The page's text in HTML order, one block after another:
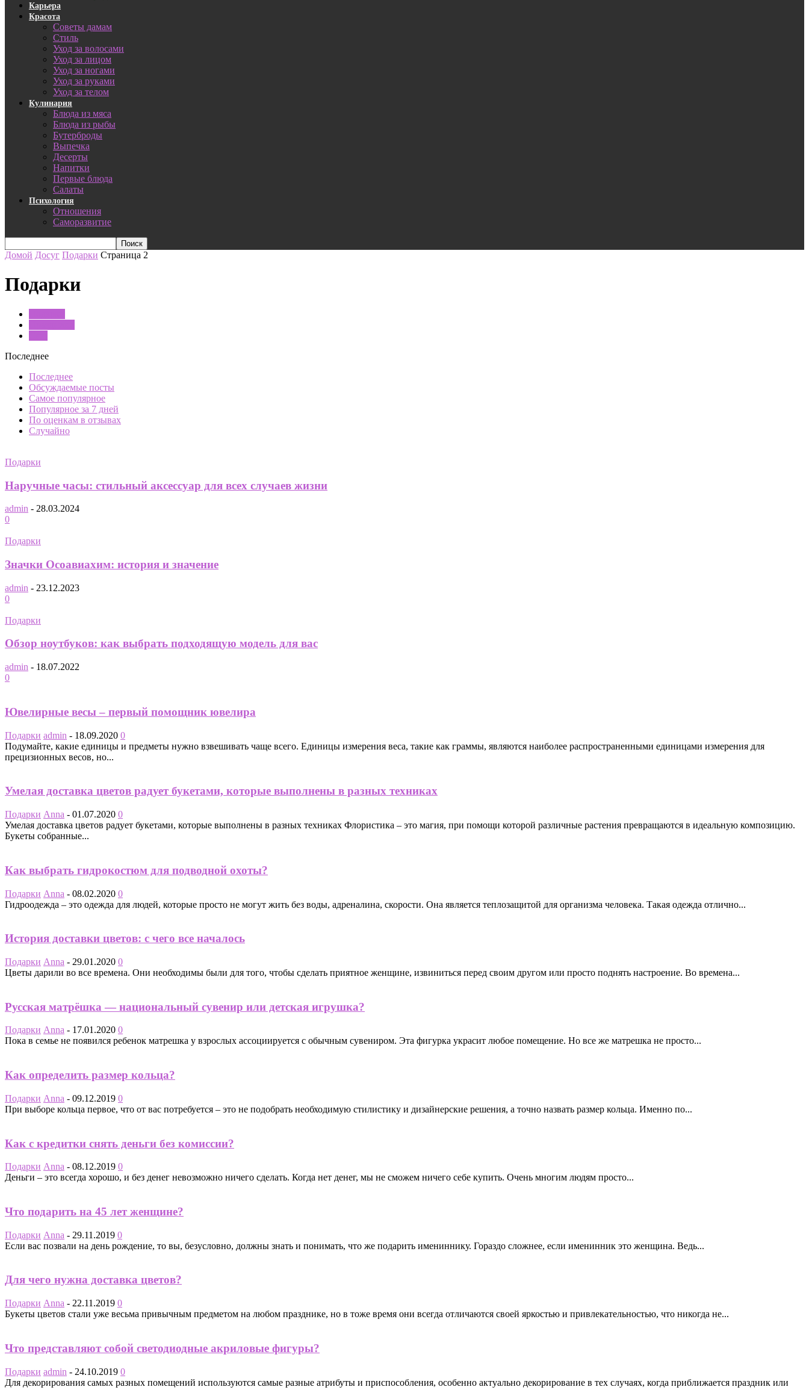
Карьера
Красота
Советы дамам
Стиль
Уход за волосами
Уход за лицом
Уход за ногами
Уход за руками
Уход за телом
Кулинария
Блюда из мяса
Блюда из рыбы
Бутерброды
Выпечка
Десерты
Напитки
Первые блюда
Салаты
Психология
Отношения
Саморазвитие
Домой Досуг Подарки Страница 2
Подарки
Последнее
Последнее
Обсуждаемые посты
Самое популярное
Популярное за 7 дней
По оценкам в отзывах
Случайно
Подарки
Наручные часы: стильный аксессуар для всех случаев жизни
admin - 28.03.2024
0
Подарки
Значки Осоавиахим: история и значение
admin - 23.12.2023
0
Подарки
Обзор ноутбуков: как выбрать подходящую модель для вас
admin - 18.07.2022
0
Ювелирные весы – первый помощник ювелира
Подарки admin - 18.09.2020 0
Подумайте, какие единицы и предметы нужно взвешивать чаще всего. Единицы измерения веса, такие как граммы, являются наиболее распространенными единицами измерения для
прецизионных весов, но...
Умелая доставка цветов радует букетами, которые выполнены в разных техниках
Подарки Anna - 01.07.2020 0
Умелая доставка цветов радует букетами, которые выполнены в разных техниках Флористика – это магия, при помощи которой различные растения превращаются в идеальную композицию.
Букеты собранные...
Как выбрать гидрокостюм для подводной охоты?
Подарки Anna - 08.02.2020 0
Гидроодежда – это одежда для людей, которые просто не могут жить без воды, адреналина, скорости. Она является теплозащитой для организма человека. Такая одежда отлично...
История доставки цветов: с чего все началось
Подарки Anna - 29.01.2020 0
Цветы дарили во все времена. Они необходимы были для того, чтобы сделать приятное женщине, извиниться перед своим другом или просто поднять настроение. Во времена...
Русская матрёшка — национальный сувенир или детская игрушка?
Подарки Anna - 17.01.2020 0
Пока в семье не появился ребенок матрешка у взрослых ассоциируется с обычным сувениром. Эта фигурка украсит любое помещение. Но все же матрешка не просто...
Как определить размер кольца?
Подарки Anna - 09.12.2019 0
При выборе кольца первое, что от вас потребуется – это не подобрать необходимую стилистику и дизайнерские решения, а точно назвать размер кольца. Именно по...
Как с кредитки снять деньги без комиссии?
Подарки Anna - 08.12.2019 0
Деньги – это всегда хорошо, и без денег невозможно ничего сделать. Когда нет денег, мы не сможем ничего себе купить. Очень многим людям просто...
Что подарить на 45 лет женщине?
Подарки Anna - 29.11.2019 0
Если вас позвали на день рождение, то вы, безусловно, должны знать и понимать, что же подарить имениннику. Гораздо сложнее, если именинник это женщина. Ведь...
Для чего нужна доставка цветов?
Подарки Anna - 22.11.2019 0
Букеты цветов стали уже весьма привычным предметом на любом празднике, но в тоже время они всегда отличаются своей яркостью и привлекательностью, что никогда не...
Что представляют собой светодиодные акриловые фигуры?
Подарки admin - 24.10.2019 0
Для декорирования самых разных помещений используются самые разные атрибуты и приспособления, особенно актуально декорирование в тех случаях, когда приближается праздник или